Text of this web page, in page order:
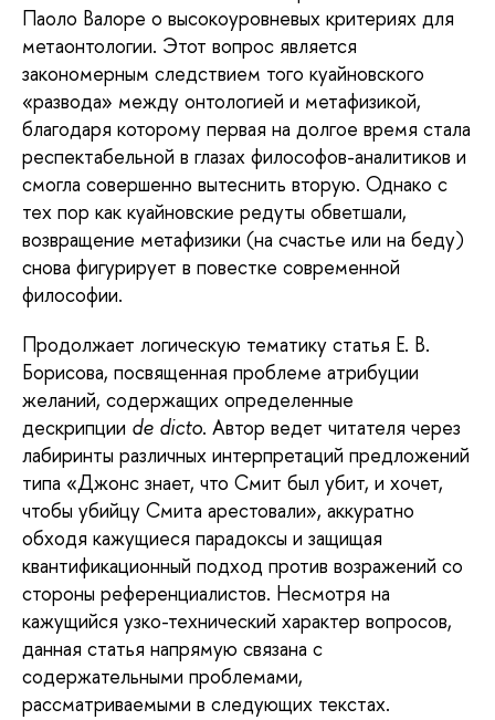
Паоло Валоре о высокоуровневых критериях для
метаонтологии. Этот вопрос является
закономерным следствием того куайновского
«развода» между онтологией и метафизикой,
благодаря которому первая на долгое время стала
респектабельной в глазах философов-аналитиков и
смогла совершенно вытеснить вторую. Однако с
тех пор как куайновские редуты обветшали,
возвращение метафизики (на счастье или на беду)
снова фигурирует в повестке современной
философии.
Продолжает логическую тематику статья Е. В.
Борисова, посвященная проблеме атрибуции
желаний, содержащих определенные
дескрипции de dicto. Автор ведет читателя через
лабиринты различных интерпретаций предложений
типа «Джонс знает, что Смит был убит, и хочет,
чтобы убийцу Смита арестовали», аккуратно
обходя кажущиеся парадоксы и защищая
квантификационный подход против возражений со
стороны референциалистов. Несмотря на
кажущийся узко-технический характер вопросов,
данная статья напрямую связана с
содержательными проблемами,
рассматриваемыми в следующих текстах.